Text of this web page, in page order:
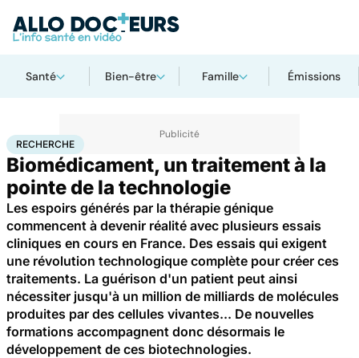
Santé Bien-être Famille Émissions
AccueilSantéMaladies Recherche
RECHERCHE
Biomédicament, un traitement à la
pointe de la technologie
Les espoirs générés par la thérapie génique
commencent à devenir réalité avec plusieurs essais
cliniques en cours en France. Des essais qui exigent
une révolution technologique complète pour créer ces
traitements. La guérison d'un patient peut ainsi
nécessiter jusqu'à un million de milliards de molécules
produites par des cellules vivantes... De nouvelles
formations accompagnent donc désormais le
développement de ces biotechnologies.